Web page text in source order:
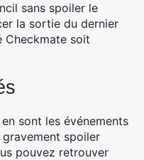
sans spoiler le
la sortie du dernier
Checkmate soit
sont les événements
spoiler
pouvez retrouver